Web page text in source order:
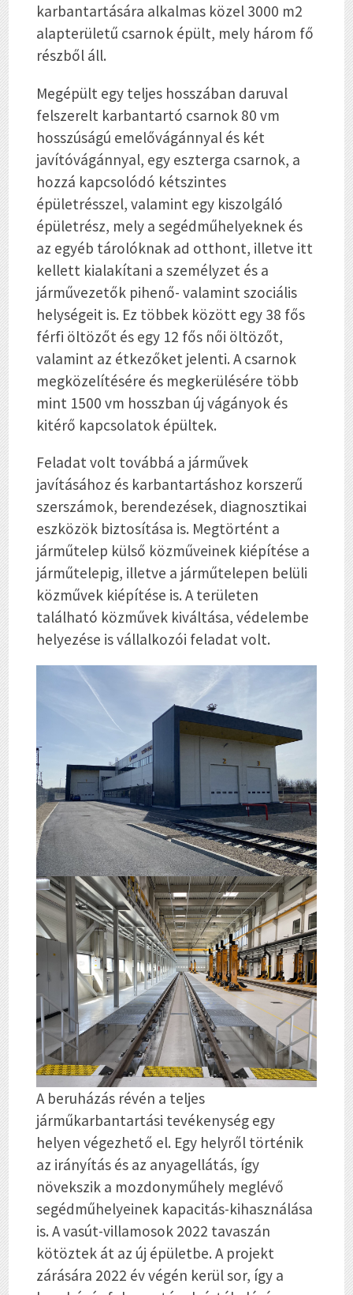
karbantartására alkalmas közel 3000 m2
alapterületű csarnok épült, mely három fő
részből áll.
Megépült egy teljes hosszában daruval
felszerelt karbantartó csarnok 80 vm
hosszúságú emelővágánnyal és két
javítóvágánnyal, egy eszterga csarnok, a
hozzá kapcsolódó kétszintes
épületrésszel, valamint egy kiszolgáló
épületrész, mely a segédműhelyeknek és
az egyéb tárolóknak ad otthont, illetve itt
kellett kialakítani a személyzet és a
járművezetők pihenő- valamint szociális
helységeit is. Ez többek között egy 38 fős
férfi öltözőt és egy 12 fős női öltözőt,
valamint az étkezőket jelenti. A csarnok
megközelítésére és megkerülésére több
mint 1500 vm hosszban új vágányok és
kitérő kapcsolatok épültek.
Feladat volt továbbá a járművek
javításához és karbantartáshoz korszerű
szerszámok, berendezések, diagnosztikai
eszközök biztosítása is. Megtörtént a
járműtelep külső közműveinek kiépítése a
járműtelepig, illetve a járműtelepen belüli
közművek kiépítése is. A területen
található közművek kiváltása, védelembe
helyezése is vállalkozói feladat volt.
A beruházás révén a teljes
járműkarbantartási tevékenység egy
helyen végezhető el. Egy helyről történik
az irányítás és az anyagellátás, így
növekszik a mozdonyműhely meglévő
segédműhelyeinek kapacitás-kihasználása
is. A vasút-villamosok 2022 tavaszán
kötöztek át az új épületbe. A projekt
zárására 2022 év végén kerül sor, így a